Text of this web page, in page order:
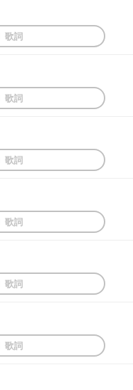
歌詞
歌詞
歌詞
歌詞
歌詞
歌詞